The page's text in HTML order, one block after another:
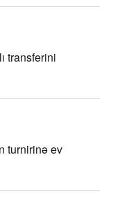
transferini
turnirinə ev